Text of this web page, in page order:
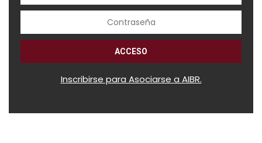
Inscribirse para Asociarse a AIBR.